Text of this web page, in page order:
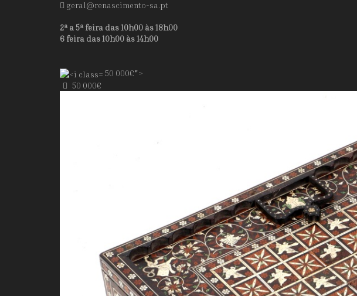
geral@renascimento-sa.pt
2ª a 5ª feira das 10h00 às 18h00
6 feira das 10h00 às 14h00
50 000€">
50 000€